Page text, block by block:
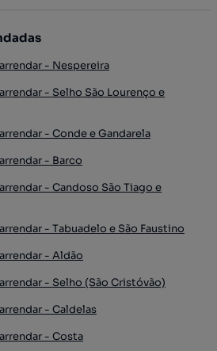
- Nespereira
- Selho São Lourenço e
- Conde e Gandarela
- Barco
- Candoso São Tiago e
- Tabuadelo e São Faustino
- Aldão
- Selho (São Cristóvão)
- Caldelas
- Costa